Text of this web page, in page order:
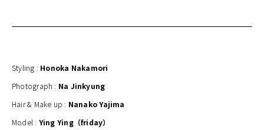
Styling : Honoka Nakamori
Photograph : Na Jinkyung
Hair & Make up : Nanako Yajima
Model : Ying Ying（friday）